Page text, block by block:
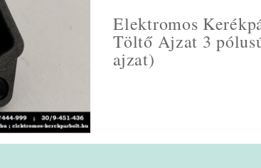
Elektromos
Töltő Ajzat 3
ajzat)